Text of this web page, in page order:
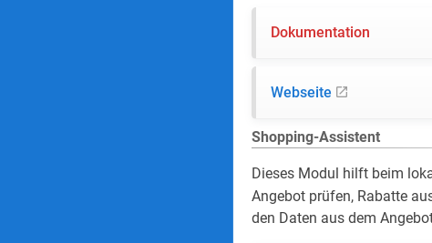
Dokumentation
Webseite
Shopping-Assistent
Dieses Modul hilft beim
Angebot prüfen, Rabatte
den Daten aus dem